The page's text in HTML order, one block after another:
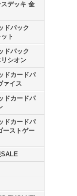
デッキ 金
ドパック
ト
ドパック
シオン
ドカードパ
ァイス
ドカードパ
ドカードパ
ーストゲー
SALE